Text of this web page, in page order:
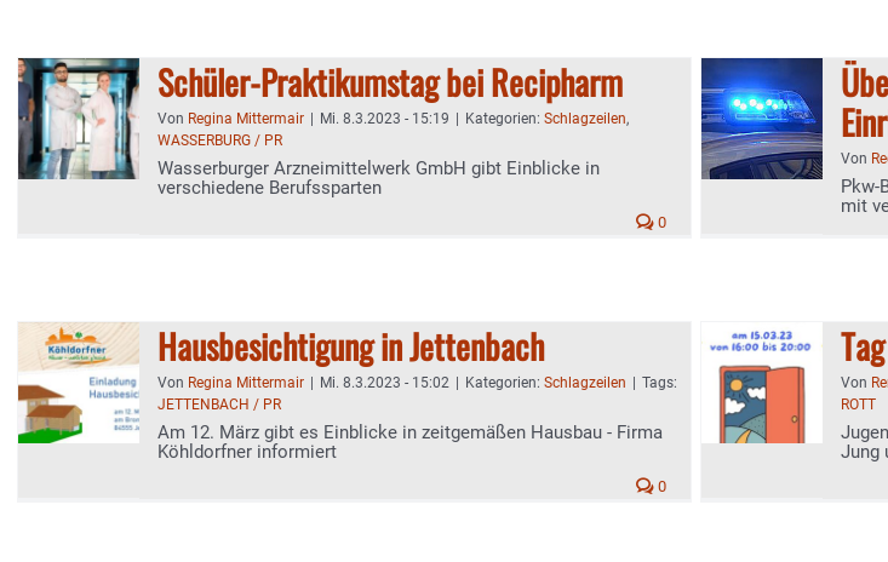
Schüler-Praktikumstag bei Recipharm
Von Regina Mittermair Mi. 8.3.2023 - 15:19 Kategorien: Schlagzeilen,
WASSERBURG / PR
Wasserburger Arzneimittelwerk GmbH gibt Einblicke in
verschiedene Berufssparten
0
Von
Pkw-
mit
Hausbesichtigung in Jettenbach
Von Regina Mittermair Mi. 8.3.2023 - 15:02 Kategorien: Schlagzeilen
Tags:
JETTENBACH / PR
Am 12. März gibt es Einblicke in zeitgemäßen Hausbau - Firma
Köhldorfner informiert
0
Von
ROTT
Jung